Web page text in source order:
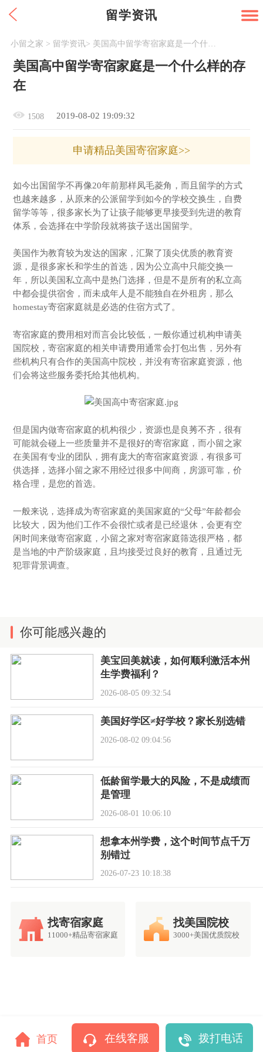
留学资讯
小留之家 > 留学资讯>
美国高中留学寄宿家庭是一个什么样的存
在
1508 2019-08-02 19:09:32
申请精品美国寄宿家庭>>
如今出国留学不再像20年前那样凤毛菱角，而且留学的方式
也越来越多，从原来的公派留学到如今的学校交换生，自费
留学等等，很多家长为了让孩子能够更早接受到先进的教育
体系，会选择在中学阶段就将孩子送出国留学。
美国作为教育较为发达的国家，汇聚了顶尖优质的教育资
源，是很多家长和学生的首选，因为公立高中只能交换一
年，所以美国私立高中是热门选择，但是不是所有的私立高
中都会提供宿舍，而未成年人是不能独自在外租房，那么
homestay寄宿家庭就是必选的住宿方式了。
寄宿家庭的费用相对而言会比较低，一般你通过机构申请美
国院校，寄宿家庭的相关申请费用通常会打包出售，另外有
些机构只有合作的美国高中院校，并没有寄宿家庭资源，他
们会将这些服务委托给其他机构。
但是国内做寄宿家庭的机构很少，资源也是良莠不齐，很有
可能就会碰上一些质量并不是很好的寄宿家庭，而小留之家
在美国有专业的团队，拥有庞大的寄宿家庭资源，有很多可
供选择，选择小留之家不用经过很多中间商，房源可靠，价
格合理，是您的首选。
一般来说，选择成为寄宿家庭的美国家庭的“父母”年龄都会
比较大，因为他们工作不会很忙或者是已经退休，会更有空
闲时间来做寄宿家庭，小留之家对寄宿家庭筛选很严格，都
是当地的中产阶级家庭，且均接受过良好的教育，且通过无
犯罪背景调查。
你可能感兴趣的
美宝回美就读，如何顺利激活本州
生学费福利？
2026-08-05 09:32:54
美国好学区≠好学校？家长别选错
2026-08-02 09:04:56
低龄留学最大的风险，不是成绩而
是管理
2026-08-01 10:06:10
想拿本州学费，这个时间节点千万
别错过
2026-07-23 10:18:38
找寄宿家庭
11000+精品寄宿家庭
找美国院校
3000+美国优质院校
首页 在线客服 拨打电话